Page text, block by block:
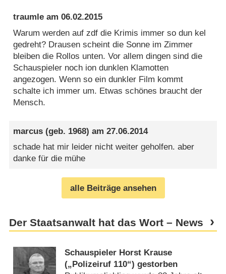
traumle am06.02.2015
Warum werden auf zdf die Krimis immer so dun kel
gedreht? Drausen scheint die Sonne im Zimmer
bleiben die Rollos unten. Vor allem dingen sind die
Schauspieler noch ion dunklen Klamotten
angezogen. Wenn so ein dunkler Film kommt
schalte ich immer um. Etwas schönes braucht der
Mensch.
marcus (geb. 1968) am27.06.2014
schade hat mir leider nicht weiter geholfen. aber
danke für die mühe
alle Beiträge ansehen
Der Staatsanwalt hat das Wort – News
Schauspieler Horst Krause
(„Polizeiruf 110“) gestorben